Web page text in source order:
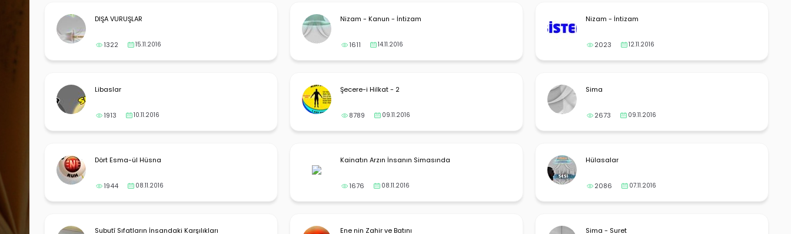
DIŞA VURUŞLAR
1322 15.11.2016
Nizam - Kanun - İntizam
1611 14.11.2016
Nizam - İntizam
2023 12.11.2016
Libaslar
1913 10.11.2016
Şecere-i Hilkat - 2
8789 09.11.2016
Sima
2673 09.11.2016
Dört Esma-ül Hüsna
1944 08.11.2016
Kainatın Arzın İnsanın Simasında
1676 08.11.2016
Hülasalar
2086 07.11.2016
Subutî Sıfatların İnsandaki Karşılıkları Ene nin Zahir ve Batını Sima - Suret